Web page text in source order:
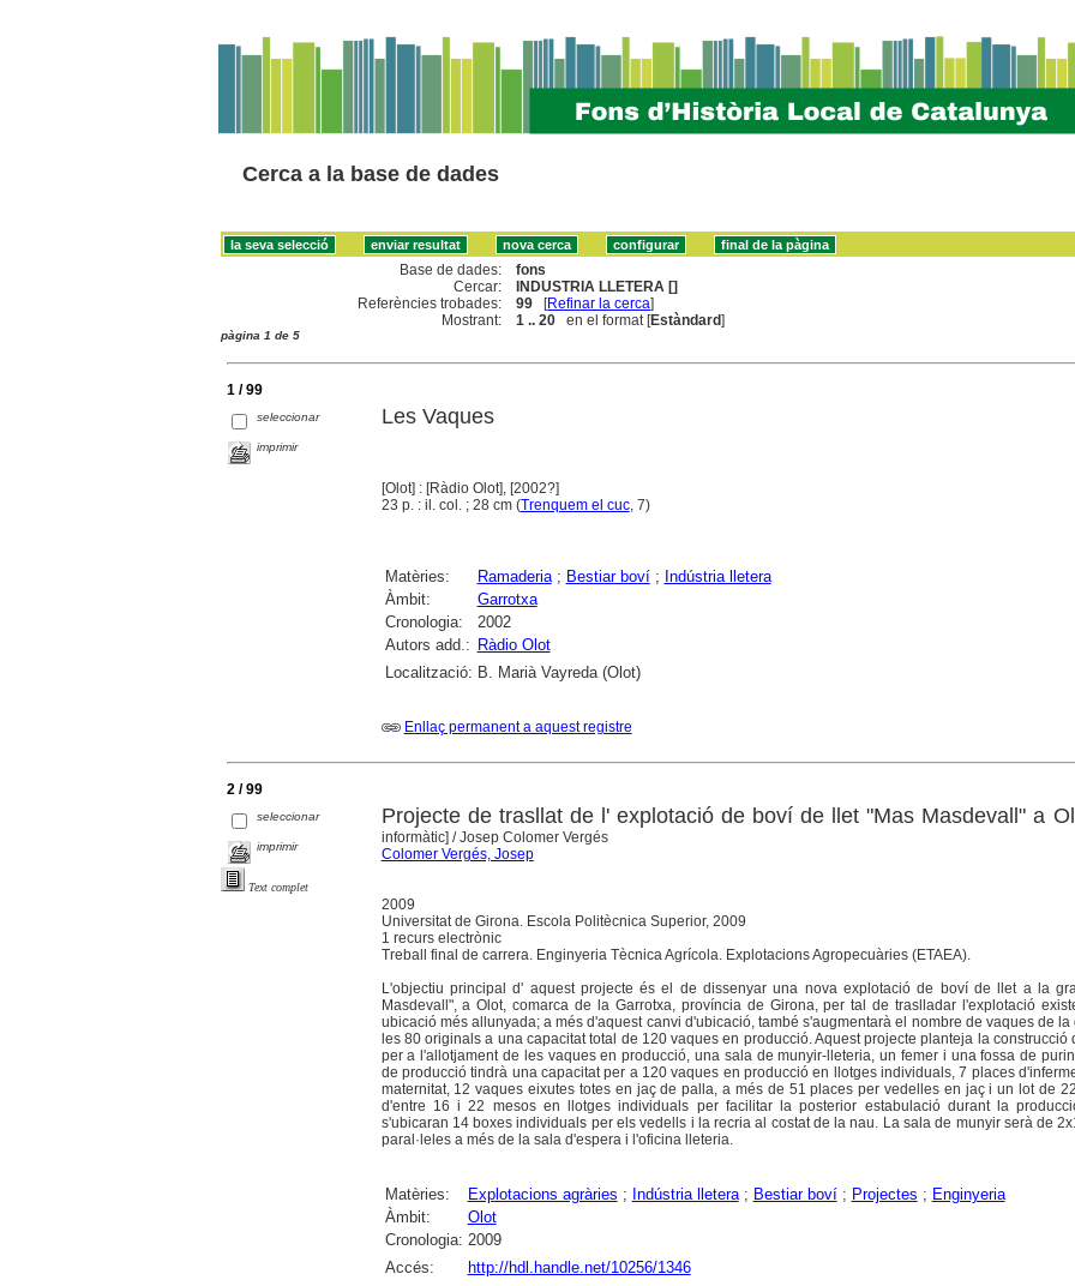
Cerca a la base de dades
Base de dades:
fons
Cercar:
INDUSTRIA LLETERA []
Referències trobades:
99 [Refinar la cerca]
Mostrant:
1 .. 20 en el format [Estàndard]
pàgina 1 de 5
1 / 99
seleccionar
imprimir
Les Vaques
[Olot] : [Ràdio Olot], [2002?]
23 p. : il. col. ; 28 cm (Trenquem el cuc, 7)
Matèries: Ramaderia; Bestiar boví; Indústria lletera
Àmbit:
Garrotxa
Cronologia:
2002
Autors add.: Ràdio Olot
Localització: B. Marià Vayreda (Olot)
Enllaç permanent a aquest registre
2 / 99
seleccionar
imprimir
Text complet
Projecte de trasllat de l' explotació de boví de llet "Mas Masdevall" a
informàtic] / Josep Colomer Vergés
Colomer Vergés, Josep
2009
Universitat de Girona. Escola Politècnica Superior, 2009
1 recurs electrònic
Treball final de carrera. Enginyeria Tècnica Agrícola. Explotacions Agropecuàries (ETAEA).
L'objectiu principal d' aquest projecte és el de dissenyar una nova explotació de boví de llet a la
Masdevall", a Olot, comarca de la Garrotxa, província de Girona, per tal de traslladar l'explotació
ubicació més allunyada; a més d'aquest canvi d'ubicació, també s'augmentarà el nombre de vaques de la
les 80 originals a una capacitat total de 120 vaques en producció. Aquest projecte planteja la construcció
per a l'allotjament de les vaques en producció, una sala de munyir-lleteria, un femer i una fossa de
de producció tindrà una capacitat per a 120 vaques en producció en llotges individuals, 7 places
maternitat, 12 vaques eixutes totes en jaç de palla, a més de 51 places per vedelles en jaç i un lot de
d'entre 16 i 22 mesos en llotges individuals per facilitar la posterior estabulació durant la
s'ubicaran 14 boxes individuals per els vedells i la recria al costat de la nau. La sala de munyir serà de
paral·leles a més de la sala d'espera i l'oficina lleteria.
Matèries: Explotacions agràries ; Indústria lletera; Bestiar boví; Projectes ; Enginyeria
Àmbit:
Olot
Cronologia: 2009
Accés:
http://hdl.handle.net/10256/1346